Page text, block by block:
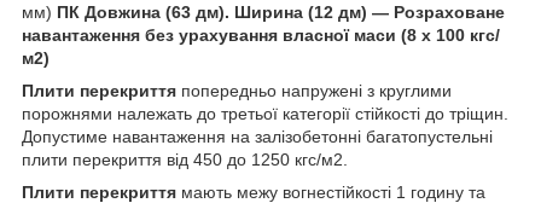
мм) ПК Довжина (63 дм). Ширина (12 дм) — Розраховане
навантаження без урахування власної маси (8 х 100 кгс/
м2)
Плити перекриття попередньо напружені з круглими
порожнями належать до третьої категорії стійкості до тріщин.
Допустиме навантаження на залізобетонні багатопустельні
плити перекриття від 450 до 1250 кгс/м2.
Плити перекриття мають межу вогнестійкості 1 годину та